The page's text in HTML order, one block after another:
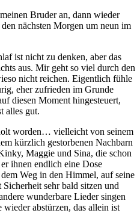
Bruder an, dann wieder
nächsten Morgen um neun im
ist nicht zu denken, aber das
aus. Mir geht so viel durch den
nicht reichen. Eigentlich fühle
eher zufrieden im Grunde
diesen Moment hingesteuert,
alles gut.
worden… vielleicht von seinem
kürzlich gestorbenen Nachbarn
Maggie und Sina, die schon
ihnen endlich eine Dose
Weg in den Himmel, auf seine
sehr bald sitzen und
wunderbare Lieder singen
abstürzen, das allein ist